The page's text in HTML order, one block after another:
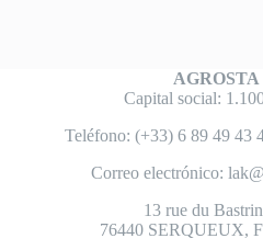
AGROSTA
Capital social:
Teléfono: (+33) 6 89 49
Correo electrónico:
13 rue du
76440 SERQUEUX,